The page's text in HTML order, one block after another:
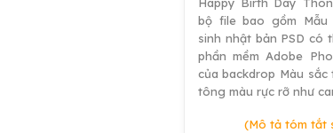
Happy Birth Day
bộ file bao gồm Mẫu
sinh nhật bản PSD có
phần mềm Adobe
của backdrop Màu sắc
tông màu rực rỡ như
(Mô tả tóm tắt